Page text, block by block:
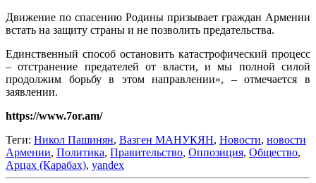
Движение по спасению Родины призывает граждан Армении
встать на защиту страны и не позволить предательства.
Единственный способ остановить катастрофический процесс
– отстранение предателей от власти, и мы полной силой
продолжим борьбу в этом направлении», – отмечается в
заявлении.
https://www.7or.am/
Теги: Никол Пашинян, Вазген МАНУКЯН, Новости, новости
Армении, Политика, Правительство, Оппозиция, Общество,
Арцах (Карабах), yandex